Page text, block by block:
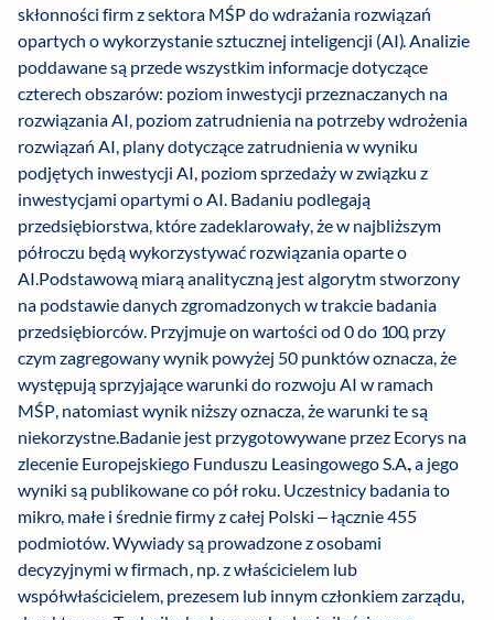
skłonności firm z sektora MŚP do wdrażania rozwiązań
opartych o wykorzystanie sztucznej inteligencji (AI). Analizie
poddawane są przede wszystkim informacje dotyczące
czterech obszarów: poziom inwestycji przeznaczanych na
rozwiązania AI, poziom zatrudnienia na potrzeby wdrożenia
rozwiązań AI, plany dotyczące zatrudnienia w wyniku
podjętych inwestycji AI, poziom sprzedaży w związku z
inwestycjami opartymi o AI. Badaniu podlegają
przedsiębiorstwa, które zadeklarowały, że w najbliższym
półroczu będą wykorzystywać rozwiązania oparte o
AI.Podstawową miarą analityczną jest algorytm stworzony
na podstawie danych zgromadzonych w trakcie badania
przedsiębiorców. Przyjmuje on wartości od 0 do 100, przy
czym zagregowany wynik powyżej 50 punktów oznacza, że
występują sprzyjające warunki do rozwoju AI w ramach
MŚP, natomiast wynik niższy oznacza, że warunki te są
niekorzystne.Badanie jest przygotowywane przez Ecorys na
zlecenie Europejskiego Funduszu Leasingowego S.A., a jego
wyniki są publikowane co pół roku. Uczestnicy badania to
mikro, małe i średnie firmy z całej Polski – łącznie 455
podmiotów. Wywiady są prowadzone z osobami
decyzyjnymi w firmach, np. z właścicielem lub
współwłaścicielem, prezesem lub innym członkiem zarządu,